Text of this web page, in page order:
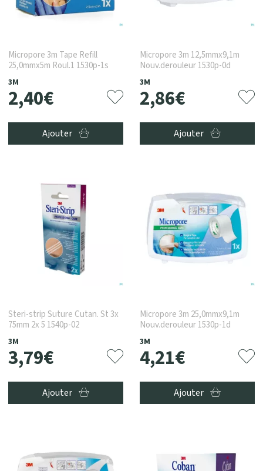
Micropore 3m Tape Refill
25,0mmx5m Roul.1 1530p-1s
3M
2,40€
Ajouter
Micropore 3m 12,5mmx9,1m
Nouv.derouleur 1530p-0d
3M
2,86€
Ajouter
Steri-strip Suture Cutan. St 3x
75mm 2x 5 1540p-02
3M
3,79€
Ajouter
Micropore 3m 25,0mmx9,1m
Nouv.derouleur 1530p-1d
3M
4,21€
Ajouter